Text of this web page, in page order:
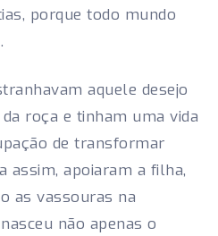
porque todo mundo
aquele desejo
roça e tinham uma vida
de transformar
assim, apoiaram a filha,
as vassouras na
não apenas o